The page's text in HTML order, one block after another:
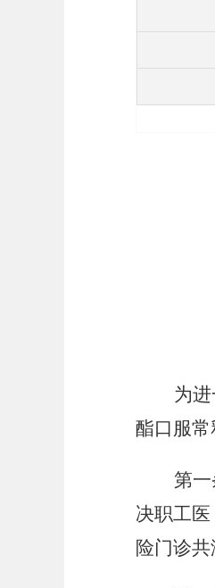
为
酯口服
第
决职工
险门诊